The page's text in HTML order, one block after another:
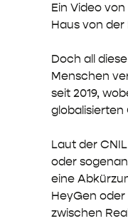
Ein Video
Haus von
Doch all
Menschen
seit 2019,
globalisierten
Laut der
oder
eine
HeyGen
zwischen